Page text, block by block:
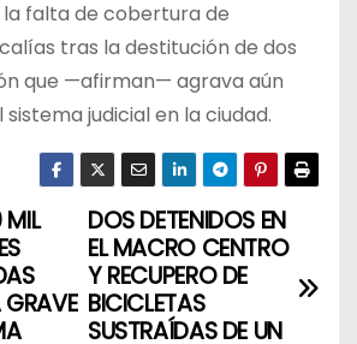
la falta de cobertura de
tras la destitución de dos
que —afirman— agrava aún
sistema judicial en la ciudad.
DOS DETENIDOS EN
EL MACRO CENTRO
Y RECUPERO DE
BICICLETAS
SUSTRAÍDAS DE UN